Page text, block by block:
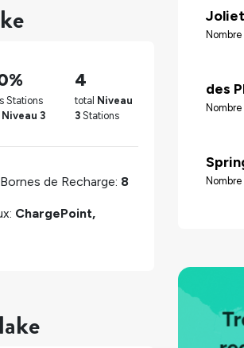
Stations
Niveau 3
4
total Niveau
3 Stations
de Recharge: 8
ChargePoint,
Joliet
des